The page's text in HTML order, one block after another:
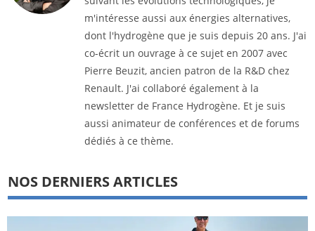
m'intéresse aussi aux énergies alternatives,
dont l'hydrogène que je suis depuis 20 ans. J'ai
co-écrit un ouvrage à ce sujet en 2007 avec
Pierre Beuzit, ancien patron de la R&D chez
Renault. J'ai collaboré également à la
newsletter de France Hydrogène. Et je suis
aussi animateur de conférences et de forums
dédiés à ce thème.
NOS DERNIERS ARTICLES